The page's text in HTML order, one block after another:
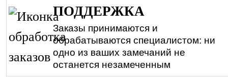
ПОДДЕРЖКА
Заказы принимаются и
обрабатываются специалистом: ни
одно из ваших замечаний не
останется незамеченным